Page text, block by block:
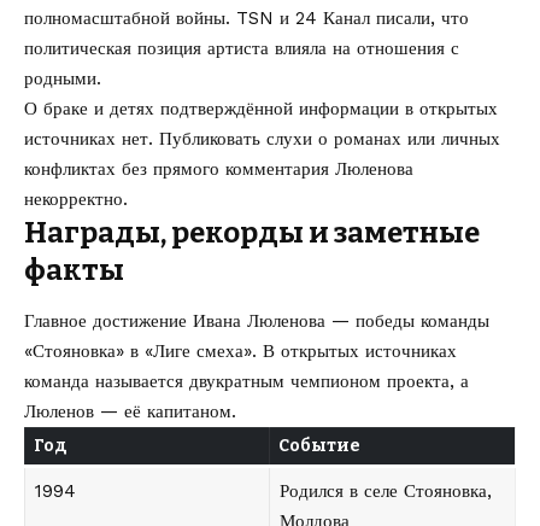
полномасштабной войны. TSN и 24 Канал писали, что
политическая позиция артиста влияла на отношения с
родными.
О браке и детях подтверждённой информации в открытых
источниках нет. Публиковать слухи о романах или личных
конфликтах без прямого комментария Люленова
некорректно.
Награды, рекорды и заметные
факты
Главное достижение Ивана Люленова — победы команды
«Стояновка» в «Лиге смеха». В открытых источниках
команда называется двукратным чемпионом проекта, а
Люленов — её капитаном.
Год Событие
1994
Родился в селе Стояновка,
Молдова